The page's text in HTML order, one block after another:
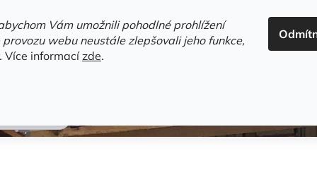
Vám umožnili pohodlné prohlížení
webu neustále zlepšovali jeho funkce,
Více informacízde.
HLEDAT